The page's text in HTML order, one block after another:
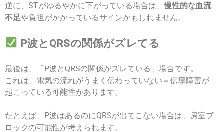
逆に、STがゆるやかに下がっている場合は、慢性的な血流
不足や負担がかかっているサインかもしれません。
P波とQRSの関係がズレてる
最後は、「P波とQRSの関係がズレている」場合です。
これは、電気の流れがうまく伝わっていない＝伝導障害が
起こっている可能性があります。
たとえば、P波はあるのにQRSが出てこない場合は、房室ブ
ロックの可能性が考えられます。